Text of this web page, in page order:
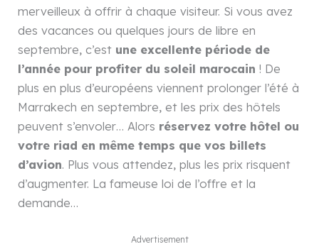
merveilleux à offrir à chaque visiteur. Si vous avez
des vacances ou quelques jours de libre en
septembre, c’est une excellente période de
l’année pour profiter du soleil marocain ! De
plus en plus d’européens viennent prolonger l’été à
Marrakech en septembre, et les prix des hôtels
peuvent s’envoler… Alors réservez votre hôtel ou
votre riad en même temps que vos billets
d’avion. Plus vous attendez, plus les prix risquent
d’augmenter. La fameuse loi de l’offre et la
demande…
Advertisement